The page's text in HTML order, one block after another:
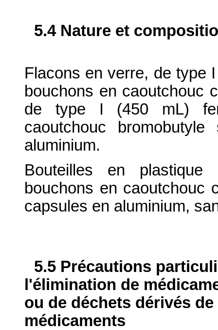
5.4 Nature et
Flacons en verre, de type
bouchons en caoutchouc
de type I (450 mL)
caoutchouc
aluminium.
Bouteilles en
bouchons en caoutchouc
capsules en aluminium,
5.5 Précautions
l'élimination de
ou de déchets dérivés
médicaments